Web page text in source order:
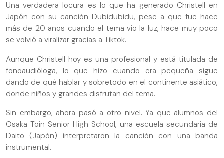
Una verdadera locura es lo que ha generado Christell en
Japón con su canción Dubidubidu, pese a que fue hace
más de 20 años cuando el tema vio la luz, hace muy poco
se volvió a viralizar gracias a Tiktok.
Aunque Christell hoy es una profesional y está titulada de
fonoaudióloga, lo que hizo cuando era pequeña sigue
dando de qué hablar y sobretodo en el continente asiático,
donde niños y grandes disfrutan del tema.
Sin embargo, ahora pasó a otro nivel. Ya que alumnos del
Osaka Toin Senior High School, una escuela secundaria de
Daito (Japón) interpretaron la canción con una banda
instrumental.